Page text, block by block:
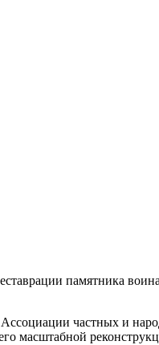
памятника
частных и
масштабной